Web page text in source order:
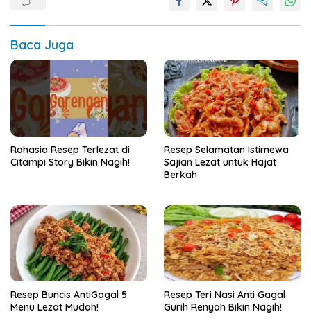
Baca Juga
Rahasia Resep Terlezat di
Citampi Story Bikin Nagih!
Resep Selamatan Istimewa
Sajian Lezat untuk Hajat
Berkah
Resep Buncis AntiGagal 5
Menu Lezat Mudah!
Resep Teri Nasi Anti Gagal
Gurih Renyah Bikin Nagih!